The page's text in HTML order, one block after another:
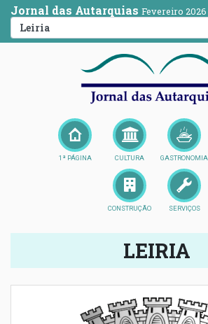
Jornal das Autarquias Fevereiro 2026
1ª PÁGINA CULTURA GASTRONOMIA
CONSTRUÇÃO SERVIÇOS
LEIRIA